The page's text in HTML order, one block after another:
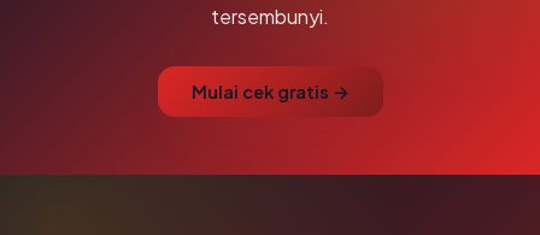
tersembunyi.
Mulai cek gratis →